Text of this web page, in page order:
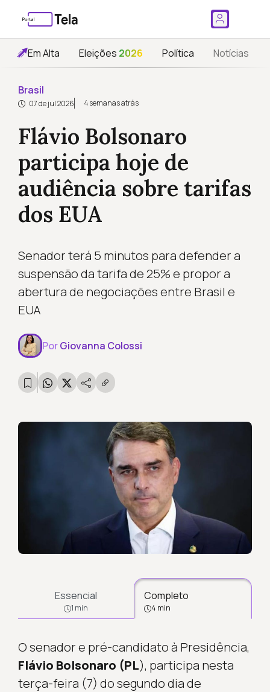
Em Alta Eleições 2026 Política Notícias
Brasil
07 de jul 2026 4 semanas atrás
Flávio Bolsonaro
participa hoje de
audiência sobre tarifas
dos EUA
Senador terá 5 minutos para defender a
suspensão da tarifa de 25% e propor a
abertura de negociações entre Brasil e
EUA
PorGiovanna Colossi
Essencial
1 min
Completo
4 min
O senador e pré-candidato à Presidência,
Flávio Bolsonaro (PL), participa nesta
terça-feira (7) do segundo dia de